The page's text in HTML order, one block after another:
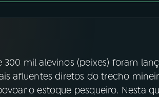
X
300 mil alevinos (peixes) foram
afluentes diretos do trecho
o estoque pesqueiro. Nesta